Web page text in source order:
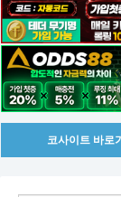
코사이트 바로